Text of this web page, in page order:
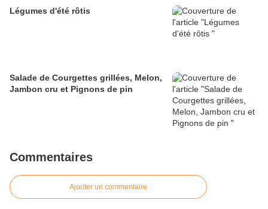
Légumes d'été rôtis
Salade de Courgettes grillées, Melon,
Jambon cru et Pignons de pin
Commentaires
Ajouter un commentaire